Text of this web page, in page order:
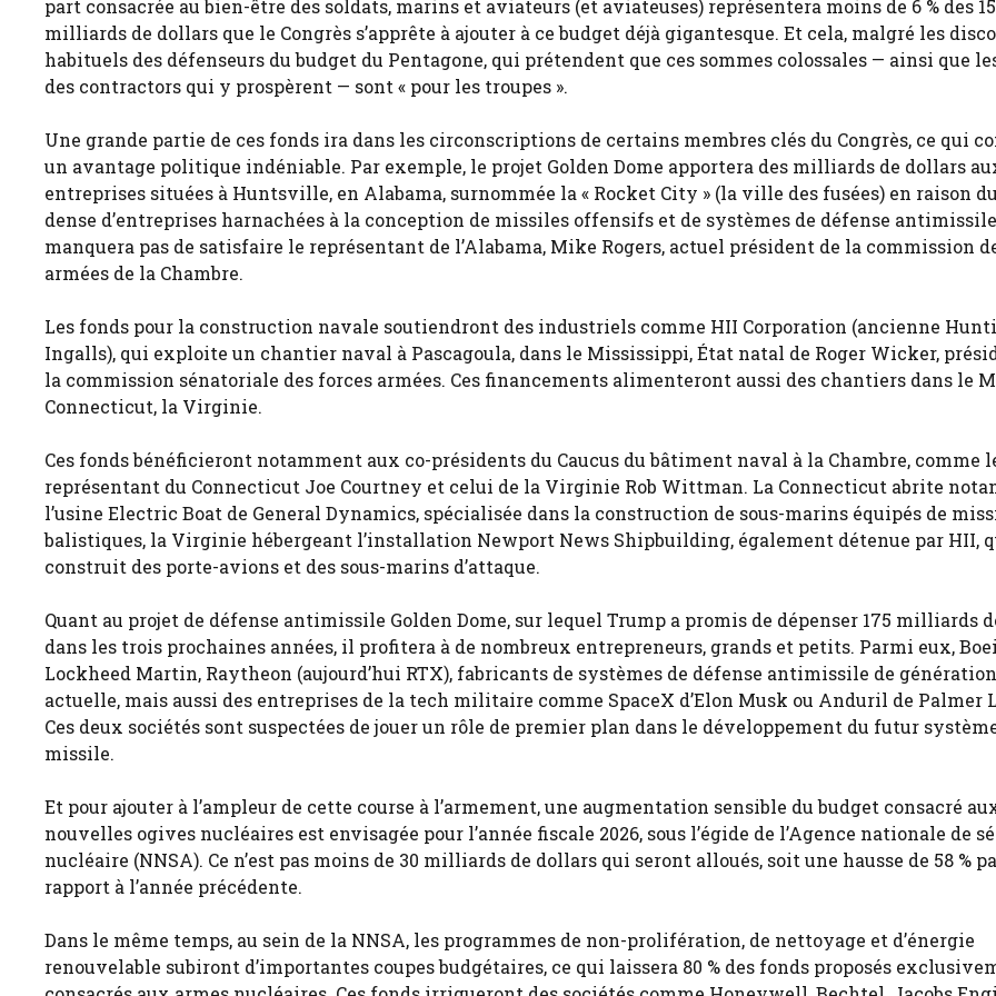
part consacrée au bien-être des soldats, marins et aviateurs (et aviateuses) représentera moins de 6 % des
milliards de dollars que le Congrès s’apprête à ajouter à ce budget déjà gigantesque. Et cela, malgré les
habituels des défenseurs du budget du Pentagone, qui prétendent que ces sommes colossales — ainsi que
des contractors qui y prospèrent — sont « pour les troupes ».
Une grande partie de ces fonds ira dans les circonscriptions de certains membres clés du Congrès, ce qui
un avantage politique indéniable. Par exemple, le projet Golden Dome apportera des milliards de dollars
entreprises situées à Huntsville, en Alabama, surnommée la « Rocket City » (la ville des fusées) en raison
dense d’entreprises harnachées à la conception de missiles offensifs et de systèmes de défense
manquera pas de satisfaire le représentant de l’Alabama, Mike Rogers, actuel président de la commission
armées de la Chambre.
Les fonds pour la construction navale soutiendront des industriels comme HII Corporation (ancienne
Ingalls), qui exploite un chantier naval à Pascagoula, dans le Mississippi, État natal de Roger Wicker,
la commission sénatoriale des forces armées. Ces financements alimenteront aussi des chantiers dans le
Connecticut, la Virginie.
Ces fonds bénéficieront notamment aux co-présidents du Caucus du bâtiment naval à la Chambre, comme
représentant du Connecticut Joe Courtney et celui de la Virginie Rob Wittman. La Connecticut abrite
l’usine Electric Boat de General Dynamics, spécialisée dans la construction de sous-marins équipés de
balistiques, la Virginie hébergeant l’installation Newport News Shipbuilding, également détenue par HII,
construit des porte-avions et des sous-marins d’attaque.
Quant au projet de défense antimissile Golden Dome, sur lequel Trump a promis de dépenser 175 milliards
dans les trois prochaines années, il profitera à de nombreux entrepreneurs, grands et petits. Parmi eux,
Lockheed Martin, Raytheon (aujourd’hui RTX), fabricants de systèmes de défense antimissile de génération
actuelle, mais aussi des entreprises de la tech militaire comme SpaceX d’Elon Musk ou Anduril de Palmer
Ces deux sociétés sont suspectées de jouer un rôle de premier plan dans le développement du futur
missile.
Et pour ajouter à l’ampleur de cette course à l’armement, une augmentation sensible du budget consacré
nouvelles ogives nucléaires est envisagée pour l’année fiscale 2026, sous l’égide de l’Agence nationale de
nucléaire (NNSA). Ce n’est pas moins de 30 milliards de dollars qui seront alloués, soit une hausse de 58 %
rapport à l’année précédente.
Dans le même temps, au sein de la NNSA, les programmes de non-prolifération, de nettoyage et d’énergie
renouvelable subiront d’importantes coupes budgétaires, ce qui laissera 80 % des fonds proposés